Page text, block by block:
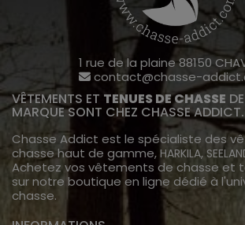
1 rue de la plaine 88150
contact@chasse-
VÊTEMENTS ET TENUES DE CHASSE
MARQUE SONT CHEZ CHASSE ADDICT.
Chasse Addict est le spécialiste des
chasse haut de gamme, HARKILA,
Achetez vos vêtements de chasse et
sur notre boutique en ligne dédié à
chasse.